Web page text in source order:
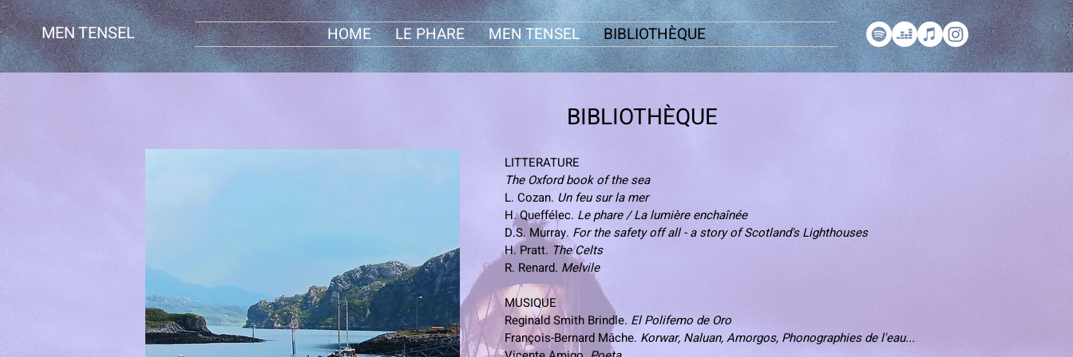
MEN TENSEL HOME LE PHARE MEN TENSEL BIBLIOTHÈQUE
BIBLIOTHÈQUE
LITTERATURE
The Oxford book of the sea
L. Cozan. Un feu sur la mer
H. Queffélec. Le phare / La lumière enchaînée
D.S. Murray. For the safety off all - a story of Scotland's Lighthouses
H. Pratt. The Celts
R. Renard. Melvile
MUSIQUE
Reginald Smith Brindle. El Polifemo de Oro
François-Bernard Mâche. Korwar, Naluan, Amorgos, Phonographies de l'eau...